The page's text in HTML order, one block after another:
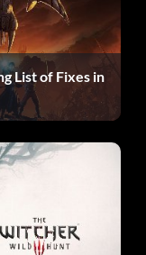
allez au DL et
de 15 jours. Puis
alignement. Il
«
de vos
remplacer par des
List of Fixes in